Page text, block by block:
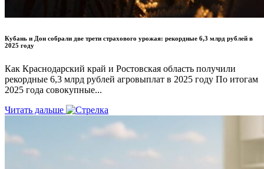
Кубань и Дон собрали две трети страхового урожая: рекордные 6,3 млрд рублей в
2025 году
Как Краснодарский край и Ростовская область получили
рекордные 6,3 млрд рублей агровыплат в 2025 году По итогам
2025 года совокупные...
Читать дальше